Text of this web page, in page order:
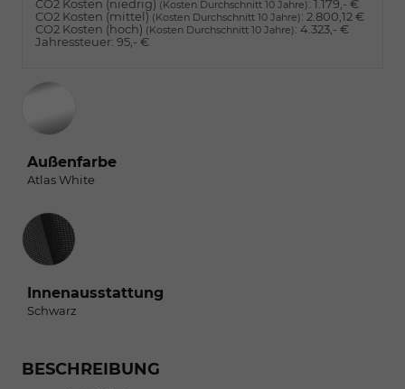
CO2 Kosten (niedrig) (Kosten Durchschnitt 10 Jahre): 1.179,- €
CO2 Kosten (mittel) (Kosten Durchschnitt 10 Jahre): 2.800,12 €
CO2 Kosten (hoch) (Kosten Durchschnitt 10 Jahre): 4.323,- €
Jahressteuer: 95,- €
Außenfarbe
Atlas White
Innenausstattung
Innenausstattung
Schwarz
BESCHREIBUNG